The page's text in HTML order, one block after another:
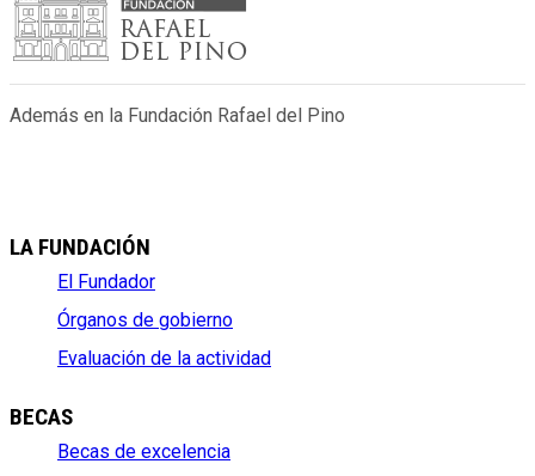
Además en la Fundación Rafael del Pino
LA FUNDACIÓN
El Fundador
Órganos de gobierno
Evaluación de la actividad
BECAS
Becas de excelencia